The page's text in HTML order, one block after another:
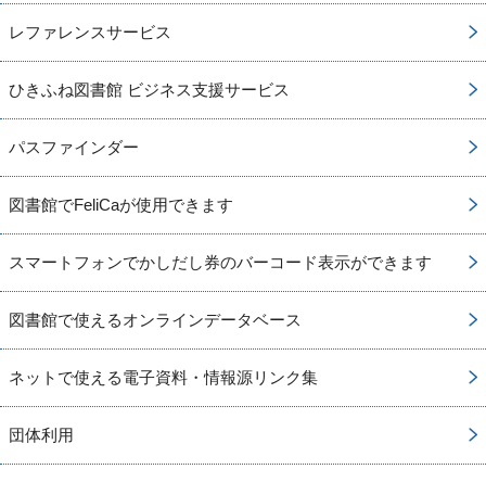
レファレンスサービス
ひきふね図書館 ビジネス支援サービス
パスファインダー
図書館でFeliCaが使用できます
スマートフォンでかしだし券のバーコード表示ができます
図書館で使えるオンラインデータベース
ネットで使える電子資料・情報源リンク集
団体利用